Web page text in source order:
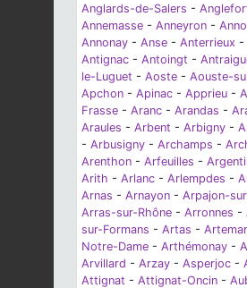
Anglards-de-Salers -
Annemasse - Anneyron -
Annonay - Anse - Anterrieux -
Antignac - Antoingt -
le-Luguet - Aoste - Aouste-
Apchon - Apinac - Apprieu -
Frasse - Aranc - Arandas -
Araules - Arbent - Arbigny -
- Arbusigny - Archamps -
Arenthon - Arfeuilles -
Arith - Arlanc - Arlempdes -
Arnas - Arnayon - Arpajon-
Arras-sur-Rhône - Arronnes -
sur-Formans - Artas -
Notre-Dame - Arthémonay -
Arvillard - Arzay - Asperjoc -
Attignat - Attignat-Oncin -